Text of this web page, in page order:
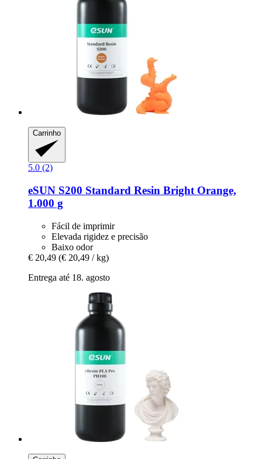
Carrinho
5.0 (2)
eSUN S200 Standard Resin Bright Orange,
1.000 g
Fácil de imprimir
Elevada rigidez e precisão
Baixo odor
€ 20,49 (€ 20,49 / kg)
Entrega até 18. agosto